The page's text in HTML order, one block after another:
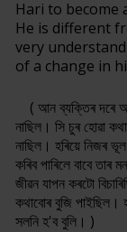
Hari to become
He is different
very
of a change in
( আন ব্যক্তিৰ দৰে
নাছিল। সি চুৰ হোৱা
নাছিল। হৰিয়ে নিজৰ
কৰিব পাৰিলে বাবে তাৰ
জীৱন যাপন কৰটো
কথাবোৰ বুজি পাইছিল।
সলনি হ'ব বুলি। )